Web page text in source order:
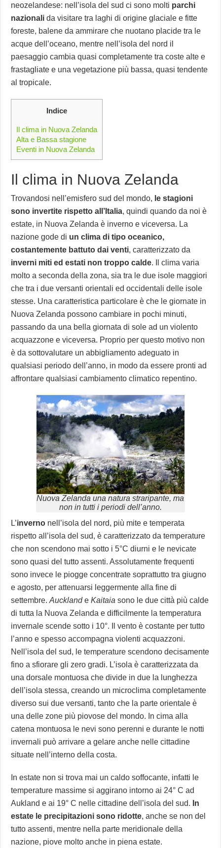
neozelandese: nell’isola del sud ci sono molti parchi
nazionali da visitare tra laghi di origine glaciale e fitte
foreste, balene da ammirare che nuotano placide tra le
acque dell’oceano, mentre nell’isola del nord il
paesaggio cambia quasi completamente tra coste alte e
frastagliate e una vegetazione più bassa, quasi tendente
al tropicale.
Indice
Il clima in Nuova Zelanda
Alta e Bassa stagione
Eventi in Nuova Zelanda
Il clima in Nuova Zelanda
Trovandosi nell’emisfero sud del mondo, le stagioni
sono invertite rispetto all’Italia, quindi quando da noi è
estate, in Nuova Zelanda è inverno e viceversa. La
nazione gode di un clima di tipo oceanico,
costantemente battuto dai venti, caratterizzato da
inverni miti ed estati non troppo calde. Il clima varia
molto a seconda della zona, sia tra le due isole maggiori
che tra i due versanti orientali ed occidentali delle isole
stesse. Una caratteristica particolare è che le giornate in
Nuova Zelanda possono cambiare in pochi minuti,
passando da una bella giornata di sole ad un violento
acquazzone e viceversa. Proprio per questo motivo non
è da sottovalutare un abbigliamento adeguato in
qualsiasi periodo dell’anno, in modo da essere pronti ad
affrontare qualsiasi cambiamento climatico repentino.
Nuova Zelanda una natura straripante, ma
non in tutti i periodi dell’anno.
L’inverno nell’isola del nord, più mite e temperata
rispetto all’isola del sud, è caratterizzato da temperature
che non scendono mai sotto i 5°C diurni e le nevicate
sono quasi del tutto assenti. Assolutamente frequenti
sono invece le piogge concentrate soprattutto tra giugno
e agosto, per attenuarsi leggermente alla fine di
settembre.AucklandeKaitaia sono le due città più calde
di tutta la Nuova Zelanda e difficilmente la temperatura
invernale scende sotto i 10°. Il vento è costante per tutto
l’anno e spesso accompagna violenti acquazzoni.
Nell’isola del sud, le temperature scendono decisamente
fino a sfiorare gli zero gradi. L’isola è caratterizzata da
una dorsale montuosa che divide in due la lunghezza
dell’isola stessa, creando un microclima completamente
diverso sui due versanti, tanto che la parte orientale è
una delle zone più piovose del mondo. In cima alla
catena montuosa le nevi sono perenni e durante le notti
invernali può arrivare a gelare anche nelle cittadine
situate nell’interno della costa.
In estate non si trova mai un caldo soffocante, infatti le
temperature massime si aggirano intorno ai 24° C ad
Aukland e ai 19° C nelle cittadine dell’isola del sud. In
estate le precipitazioni sono ridotte, anche se non del
tutto assenti, mentre nella parte meridionale della
nazione, piove molto anche in piena estate.